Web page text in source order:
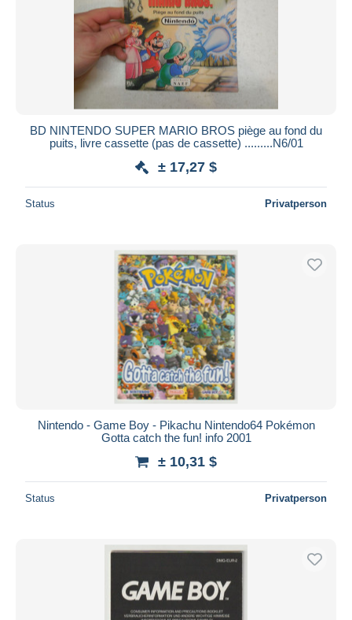
BD NINTENDO SUPER MARIO BROS piège au fond du
puits, livre cassette (pas de cassette) .........N6/01
± 17,27 $
Status Privatperson
Nintendo - Game Boy - Pikachu Nintendo64 Pokémon
Gotta catch the fun! info 2001
± 10,31 $
Status Privatperson